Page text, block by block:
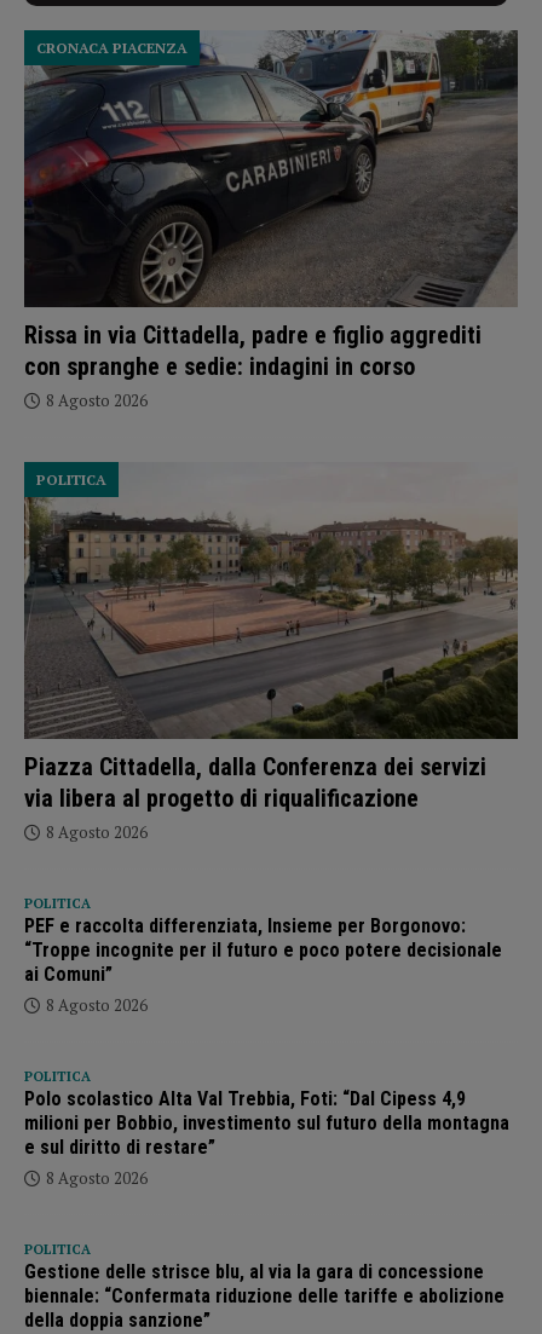
Rissa in via Cittadella, padre e figlio aggrediti
con spranghe e sedie: indagini in corso
CRONACA PIACENZA
8 Agosto 2026
Piazza Cittadella, dalla Conferenza dei servizi
via libera al progetto di riqualificazione
POLITICA
8 Agosto 2026
POLITICA
PEF e raccolta differenziata, Insieme per Borgonovo:
“Troppe incognite per il futuro e poco potere decisionale
ai Comuni”
8 Agosto 2026
POLITICA
Polo scolastico Alta Val Trebbia, Foti: “Dal Cipess 4,9
milioni per Bobbio, investimento sul futuro della montagna
e sul diritto di restare”
8 Agosto 2026
POLITICA
Gestione delle strisce blu, al via la gara di concessione
biennale: “Confermata riduzione delle tariffe e abolizione
della doppia sanzione”